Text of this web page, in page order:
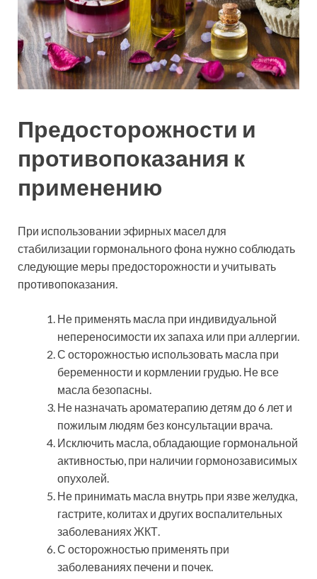
Предосторожности и
противопоказания к
применению
При использовании эфирных масел для
стабилизации гормонального фона нужно соблюдать
следующие меры предосторожности и учитывать
противопоказания.
Не применять масла при индивидуальной
непереносимости их запаха или при аллергии.
С осторожностью использовать масла при
беременности и кормлении грудью. Не все
масла безопасны.
Не назначать ароматерапию детям до 6 лет и
пожилым людям без консультации врача.
Исключить масла, обладающие гормональной
активностью, при наличии гормонозависимых
опухолей.
Не принимать масла внутрь при язве желудка,
гастрите, колитах и других воспалительных
заболеваниях ЖКТ.
С осторожностью применять при
заболеваниях печени и почек.